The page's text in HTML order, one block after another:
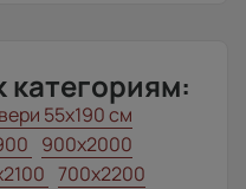
категориям:
55х190 см
900x2000
700x2200